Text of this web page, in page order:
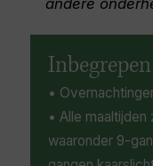
op fotogenieke
het doorzichtige
Zee.
mogen de
missen; deze
beschouwd als
bouwwerken ter
andere
Inbegrepen
•
• Alle
waaronder 9-